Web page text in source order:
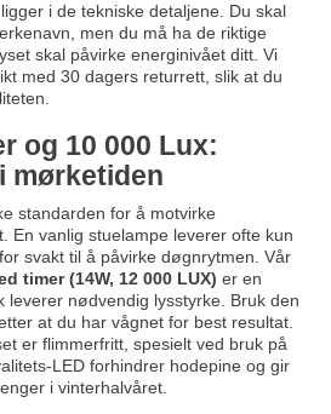
ligger i de tekniske detaljene. Du skal
men du må ha de riktige
skal påvirke energinivået ditt. Vi
med 30 dagers returrett, slik at du
og 10 000 Lux:
mørketiden
standarden for å motvirke
En vanlig stuelampe leverer ofte kun
svakt til å påvirke døgnrytmen. Vår
timer (14W, 12 000 LUX) er en
leverer nødvendig lysstyrke. Bruk den
at du har vågnet for best resultat.
er flimmerfritt, spesielt ved bruk på
LED forhindrer hodepine og gir
i vinterhalvåret.